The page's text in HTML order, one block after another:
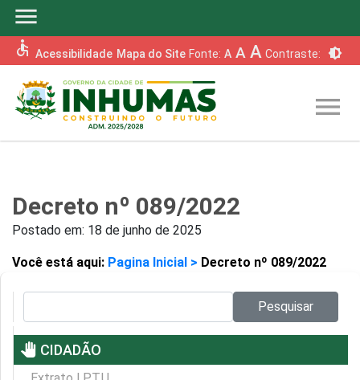
menu
accessible Acessibilidade Mapa do Site Fonte: A A A Contraste: brightness_6
menu
Decreto nº 089/2022
Postado em: 18 de junho de 2025
Você está aqui: Pagina Inicial > Decreto nº 089/2022
Pesquisar
pan_tool CIDADÃO